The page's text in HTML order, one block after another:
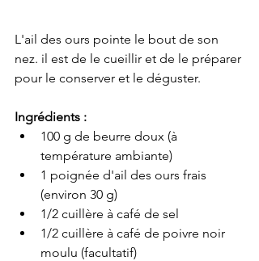
L'ail des ours pointe le bout de son
nez. il est de le cueillir et de le préparer
pour le conserver et le déguster.
Ingrédients :
100 g de beurre doux (à
température ambiante)
1 poignée d'ail des ours frais
(environ 30 g)
1/2 cuillère à café de sel
1/2 cuillère à café de poivre noir
moulu (facultatif)